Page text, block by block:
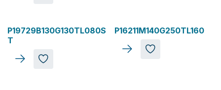
Top Vente
P19729B130G130TL080S
T
P16211M140G250TL160